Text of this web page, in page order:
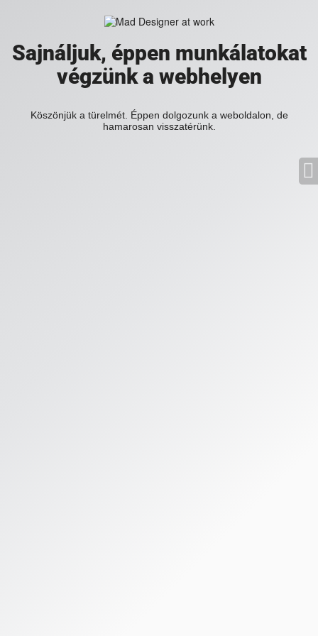
Sajnáljuk, éppen munkálatokat
végzünk a webhelyen
Köszönjük a türelmét. Éppen dolgozunk a weboldalon, de
hamarosan visszatérünk.